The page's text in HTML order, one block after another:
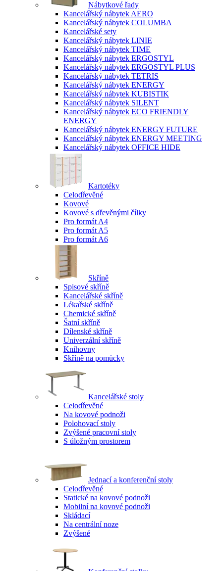
Nábytkové řady
Kancelářský nábytek AERO
Kancelářský nábytek COLUMBA
Kancelářské sety
Kancelářský nábytek LINIE
Kancelářský nábytek TIME
Kancelářský nábytek ERGOSTYL
Kancelářský nábytek ERGOSTYL PLUS
Kancelářský nábytek TETRIS
Kancelářský nábytek ENERGY
Kancelářský nábytek KUBISTIK
Kancelářský nábytek SILENT
Kancelářský nábytek ECO FRIENDLY
ENERGY
Kancelářský nábytek ENERGY FUTURE
Kancelářský nábytek ENERGY MEETING
Kancelářský nábytek OFFICE HIDE
Kartotéky
Celodřevěné
Kovové
Kovové s dřevěnými čílky
Pro formát A4
Pro formát A5
Pro formát A6
Skříně
Spisové skříně
Kancelářské skříně
Lékařské skříně
Chemické skříně
Šatní skříně
Dílenské skříně
Univerzální skříně
Knihovny
Skříně na pomůcky
Kancelářské stoly
Celodřevěné
Na kovové podnoži
Polohovací stoly
Zvýšené pracovní stoly
S úložným prostorem
Jednací a konferenční stoly
Celodřevěné
Statické na kovové podnoži
Mobilní na kovové podnoži
Skládací
Na centrální noze
Zvýšené